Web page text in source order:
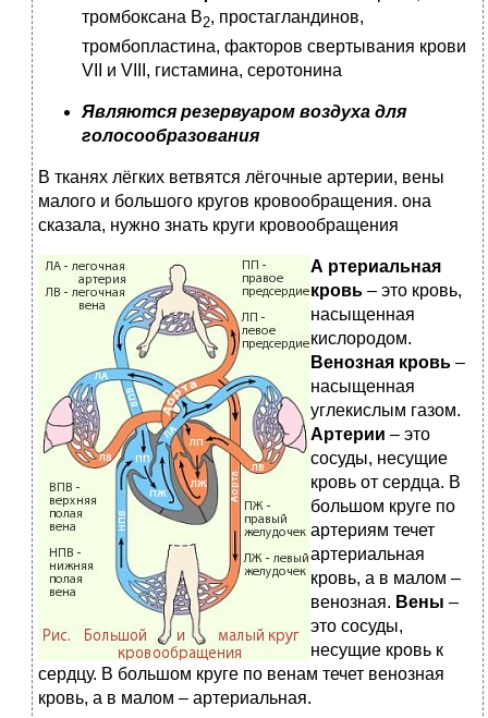
тромбоксана В2, простагландинов,
тромбопластина, факторов свертывания крови
VII и VIII, гистамина, серотонина
Являются резервуаром воздуха для
голосообразования
В тканях лёгких ветвятся лёгочные артерии, вены
малого и большого кругов кровообращения. она
сказала, нужно знать круги кровообращения
А ртериальная
кровь – это кровь,
насыщенная
кислородом.
Венозная кровь –
насыщенная
углекислым газом.
Артерии – это
сосуды, несущие
кровь от сердца. В
большом круге по
артериям течет
артериальная
кровь, а в малом –
венозная. Вены –
это сосуды,
несущие кровь к
сердцу. В большом круге по венам течет венозная
кровь, а в малом – артериальная.